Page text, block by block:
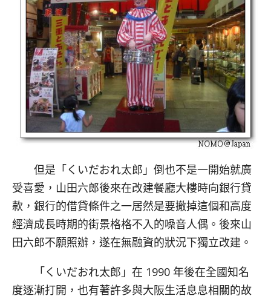
但是「くいだおれ太郎」倒也不是一開始就廣
受喜愛，山田六郎後來在改建餐廳大樓時向銀行貸
款，銀行的借貸條件之一居然是要撤掉這個和高度
經濟成長時期的街景格格不入的噪音人偶。後來山
田六郎不願照辦，遂在無融資的狀況下獨立改建。
「くいだおれ太郎」在 1990 年後在全國知名
度逐漸打開，也有著許多與大阪生活息息相關的故